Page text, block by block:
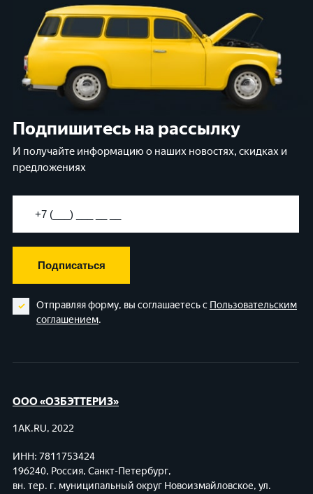
Подпишитесь на рассылку
И получайте информацию о наших новостях, скидках и
предложениях
Подписаться
Отправляя форму, вы соглашаетесь с Пользовательским
соглашением.
ООО «ОЗБЭТТЕРИЗ»
1AK.RU, 2022
ИНН: 7811753424
196240, Россия, Санкт-Петербург,
вн. тер. г. муниципальный округ Новоизмайловское, ул.